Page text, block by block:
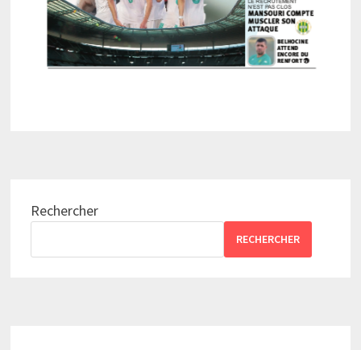
Rechercher
RECHERCHER